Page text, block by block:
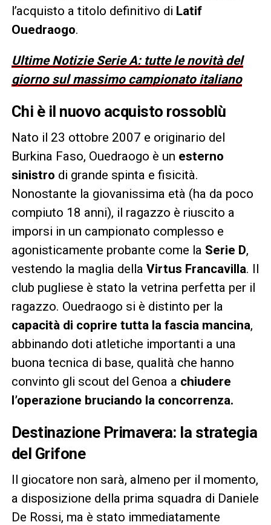
l’acquisto a titolo definitivo di Latif
Ouedraogo.
Ultime Notizie Serie A: tutte le novità del
giorno sul massimo campionato italiano
Chi è il nuovo acquisto rossoblù
Nato il 23 ottobre 2007 e originario del
Burkina Faso, Ouedraogo è un esterno
sinistro di grande spinta e fisicità.
Nonostante la giovanissima età (ha da poco
compiuto 18 anni), il ragazzo è riuscito a
imporsi in un campionato complesso e
agonisticamente probante come la Serie D,
vestendo la maglia della Virtus Francavilla. Il
club pugliese è stato la vetrina perfetta per il
ragazzo. Ouedraogo si è distinto per la
capacità di coprire tutta la fascia mancina,
abbinando doti atletiche importanti a una
buona tecnica di base, qualità che hanno
convinto gli scout del Genoa a chiudere
l’operazione bruciando la concorrenza.
Destinazione Primavera: la strategia
del Grifone
Il giocatore non sarà, almeno per il momento,
a disposizione della prima squadra di Daniele
De Rossi, ma è stato immediatamente